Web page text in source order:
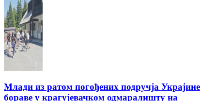
Млади из ратом погођених подручја Украјине
бораве у крагујевачком одмаралишту на